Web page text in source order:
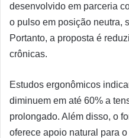
desenvolvido em parceria
o pulso em posição neutra,
Portanto, a proposta é
crônicas.
Estudos ergonômicos
diminuem em até 60% a
prolongado. Além disso, o
oferece apoio natural para